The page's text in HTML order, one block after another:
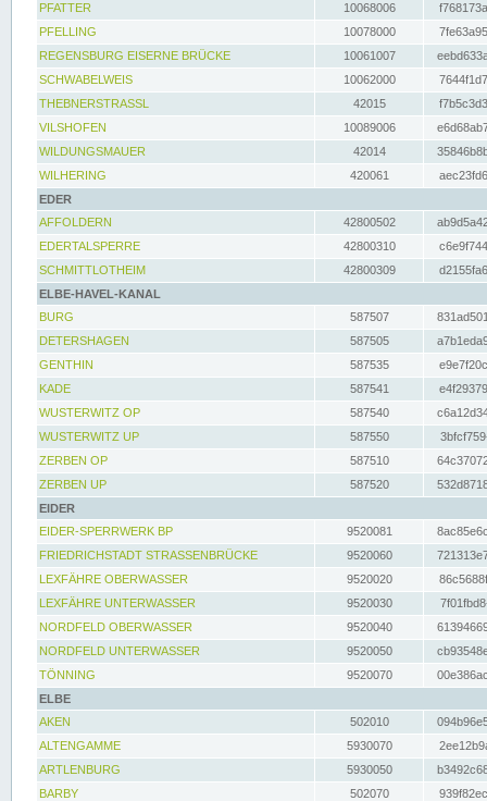
PFATTER
10068006
PFELLING
10078000
REGENSBURG EISERNE BRÜCKE
10061007
SCHWABELWEIS
10062000
THEBNERSTRASSL
42015
VILSHOFEN
10089006
WILDUNGSMAUER
42014
WILHERING
420061
EDER
AFFOLDERN
42800502
EDERTALSPERRE
42800310
SCHMITTLOTHEIM
42800309
ELBE-HAVEL-KANAL
BURG
587507
DETERSHAGEN
587505
GENTHIN
587535
KADE
587541
WUSTERWITZ OP
587540
WUSTERWITZ UP
587550
ZERBEN OP
587510
ZERBEN UP
587520
EIDER
EIDER-SPERRWERK BP
9520081
FRIEDRICHSTADT STRASSENBRÜCKE
9520060
LEXFÄHRE OBERWASSER
9520020
LEXFÄHRE UNTERWASSER
9520030
NORDFELD OBERWASSER
9520040
NORDFELD UNTERWASSER
9520050
TÖNNING
9520070
ELBE
AKEN
502010
ALTENGAMME
5930070
ARTLENBURG
5930050
BARBY
502070